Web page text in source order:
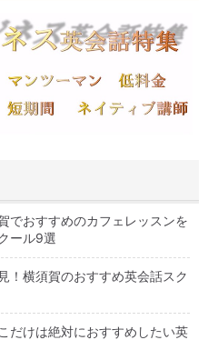
でおすすめのカフェレッスンを
ール9選
！横須賀のおすすめ英会話スク
だけは絶対におすすめしたい英